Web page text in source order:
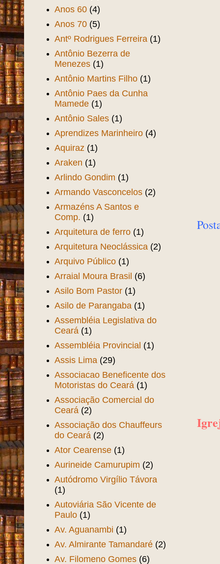
Anos 60 (4)
Anos 70 (5)
Antº Rodrigues Ferreira (1)
Antônio Bezerra de
Menezes (1)
Antônio Martins Filho (1)
Antônio Paes da Cunha
Mamede (1)
Antônio Sales (1)
Aprendizes Marinheiro (4)
Aquiraz (1)
Araken (1)
Arlindo Gondim (1)
Armando Vasconcelos (2)
Armazéns A Santos e
Comp. (1)
Arquitetura de ferro (1)
Arquitetura Neoclássica (2)
Arquivo Público (1)
Arraial Moura Brasil (6)
Asilo Bom Pastor (1)
Asilo de Parangaba (1)
Assembléia Legislativa do
Ceará (1)
Assembléia Provincial (1)
Assis Lima (29)
Associacao Beneficente dos
Motoristas do Ceará (1)
Associação Comercial do
Ceará (2)
Associação dos Chauffeurs
do Ceará (2)
Ator Cearense (1)
Aurineide Camurupim (2)
Autódromo Virgílio Távora
(1)
Autoviária São Vicente de
Paulo (1)
Av. Aguanambi (1)
Av. Almirante Tamandaré (2)
Av. Filomeno Gomes (6)